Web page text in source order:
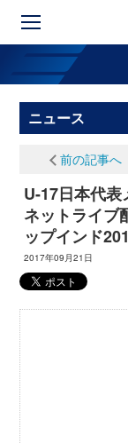
ニュース
前の記事へ
U-17日本代
ネットライブ
ップインド
2017年09月21日